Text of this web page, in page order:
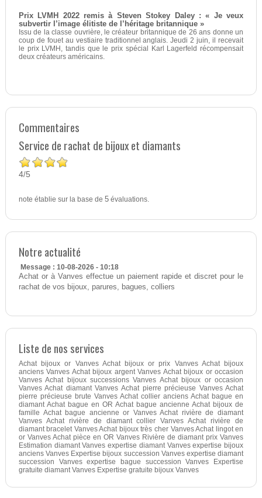
Prix LVMH 2022 remis à Steven Stokey Daley : « Je veux
subvertir l’image élitiste de l’héritage britannique »
Issu de la classe ouvrière, le créateur britannique de 26 ans donne un
coup de fouet au vestiaire traditionnel anglais. Jeudi 2 juin, il recevait
le prix LVMH, tandis que le prix spécial Karl Lagerfeld récompensait
deux créateurs américains.
Commentaires
Service de rachat de bijoux et diamants
4/5
note établie sur la base de 5évaluations.
Notre actualité
Message : 10-08-2026 - 10:18
Achat or à Vanves effectue un paiement rapide et discret pour le
rachat de vos bijoux, parures, bagues, colliers
Liste de nos services
Achat bijoux or Vanves Achat bijoux or prix Vanves Achat bijoux
anciens Vanves Achat bijoux argent Vanves Achat bijoux or occasion
Vanves Achat bijoux successions Vanves Achat bijoux or occasion
Vanves Achat diamant Vanves Achat pierre précieuse Vanves Achat
pierre précieuse brute Vanves Achat collier anciens Achat bague en
diamant Achat bague en OR Achat bague ancienne Achat bijoux de
famille Achat bague ancienne or Vanves Achat rivière de diamant
Vanves Achat rivière de diamant collier Vanves Achat rivière de
diamant bracelet Vanves Achat bijoux très cher Vanves Achat lingot en
or Vanves Achat pièce en OR Vanves Rivière de diamant prix Vanves
Estimation diamant Vanves expertise diamant Vanves expertise bijoux
anciens Vanves Expertise bijoux succession Vanves expertise diamant
succession Vanves expertise bague succession Vanves Expertise
gratuite diamant Vanves Expertise gratuite bijoux Vanves